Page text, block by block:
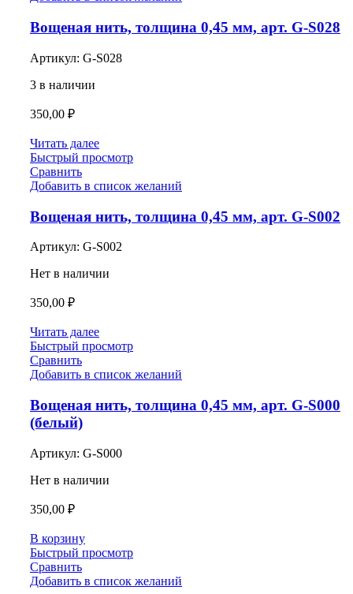
Вощеная нить, толщина 0,45 мм, арт. G-S028
Артикул: G-S028
3 в наличии
350,00 ₽
Читать далее
Быстрый просмотр
Сравнить
Добавить в список желаний
Вощеная нить, толщина 0,45 мм, арт. G-S002
Артикул: G-S002
Нет в наличии
350,00 ₽
Читать далее
Быстрый просмотр
Сравнить
Добавить в список желаний
Вощеная нить, толщина 0,45 мм, арт. G-S000
(белый)
Артикул: G-S000
Нет в наличии
350,00 ₽
В корзину
Быстрый просмотр
Сравнить
Добавить в список желаний